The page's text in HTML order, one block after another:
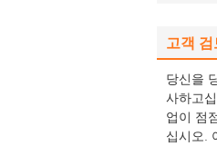
고객 검
당신을
사하고
업이 점
십시오.